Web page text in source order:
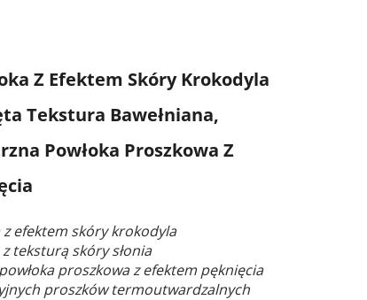
Z Efektem Skóry Krokodyla
Tekstura Bawełniana,
Powłoka Proszkowa Z
z efektem skóry krokodyla
teksturą skóry słonia
proszkowa z efektem pęknięcia
proszków termoutwardzalnych